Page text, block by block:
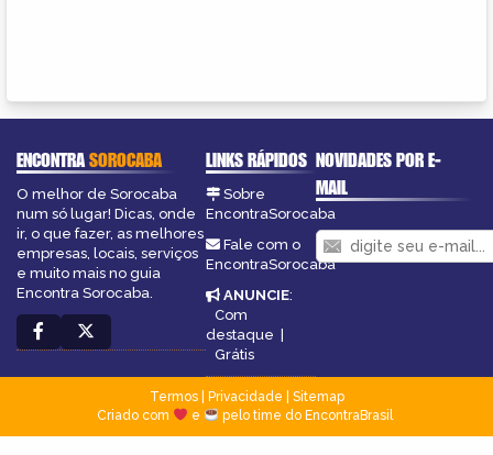
ENCONTRASOROCABA
O melhor de Sorocaba
num só lugar! Dicas, onde
ir, o que fazer, as melhores
empresas, locais, serviços
e muito mais no guia
Encontra Sorocaba.
LINKS RÁPIDOS
Sobre
EncontraSorocaba
Fale com o
EncontraSorocaba
ANUNCIE:
Com
destaque |
Grátis
NOVIDADES POR E-
MAIL
Termos| Privacidade
Sitemap
Criado com
e pelo time do EncontraBrasil